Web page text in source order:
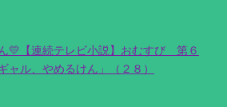
💛【連続テレビ小説】おむすび 第６
ャル、やめるけん」（２８）